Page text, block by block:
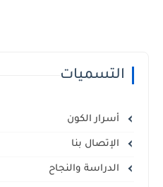
التسميات
أسرار الكون
الإتصال بنا
الدراسة والنجاح